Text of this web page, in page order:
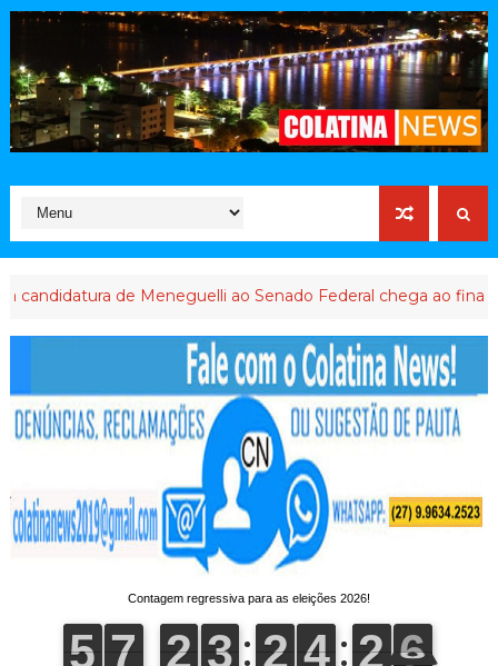
de Meneguelli ao Senado Federal chega ao final ABUSO